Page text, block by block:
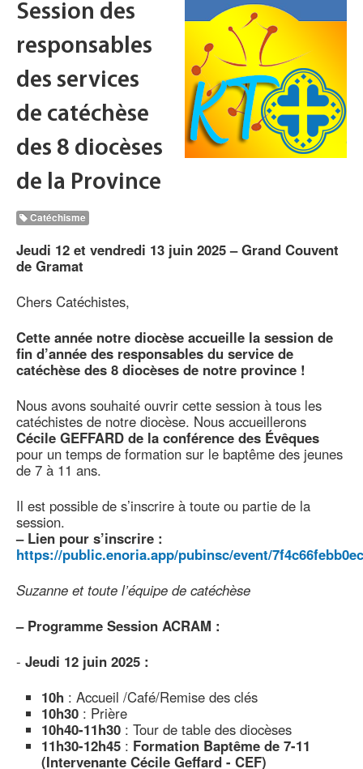
Session des
responsables
des services
de catéchèse
des 8 diocèses
de la Province
Catéchisme
Jeudi 12 et vendredi 13 juin 2025 – Grand Couvent
de Gramat
Chers Catéchistes,
Cette année notre diocèse accueille la session de
fin d’année des responsables du service de
catéchèse des 8 diocèses de notre province !
Nous avons souhaité ouvrir cette session à tous les
catéchistes de notre diocèse. Nous accueillerons
Cécile GEFFARD de la conférence des Évêques
pour un temps de formation sur le baptême des jeunes
de 7 à 11 ans.
Il est possible de s’inscrire à toute ou partie de la
session.
– Lien pour s’inscrire :
https://public.enoria.app/pubinsc/event/
Suzanne et toute l’équipe de catéchèse
– Programme Session ACRAM :
- Jeudi 12 juin 2025 :
10h : Accueil /Café/Remise des clés
10h30 : Prière
10h40-11h30 : Tour de table des diocèses
11h30-12h45 : Formation Baptême de 7-11
(Intervenante Cécile Geffard - CEF)